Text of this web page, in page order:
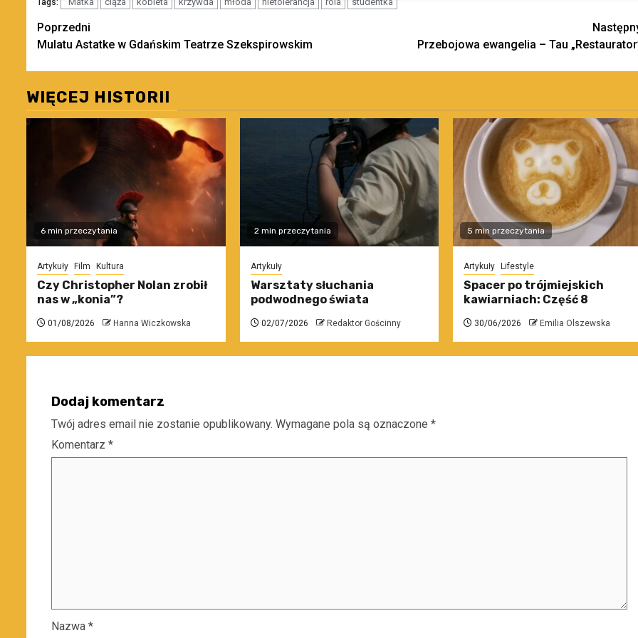
Tags:
Zobacz
wpisy
Poprzedni
Mulatu Astatke w Gdańskim Teatrze Szekspirowskim
Przebojowa ewangelia – Tau
WIĘCEJ HISTORII
6 min przeczytania
Artykuły Film Kultura
Czy Christopher Nolan zrobił
nas w „konia”?
01/08/2026 Hanna Wiczkowska
2 min przeczytania
Artykuły
Warsztaty słuchania
podwodnego świata
02/07/2026 Redaktor Gościnny
5 min przeczytania
Artykuły Lifestyle
Spacer po trójmiejskich
kawiarniach: Część 8
30/06/2026 Emilia Olszewska
Dodaj komentarz
Twój adres email nie zostanie opublikowany. Wymagane pola są oznaczone *
Komentarz *
Nazwa *